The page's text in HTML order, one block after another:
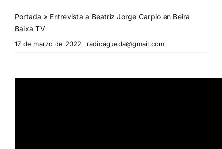
Portada » Entrevista a Beatriz Jorge Carpio en Beira
Baixa TV
17 de marzo de 2022 radioagueda@gmail.com